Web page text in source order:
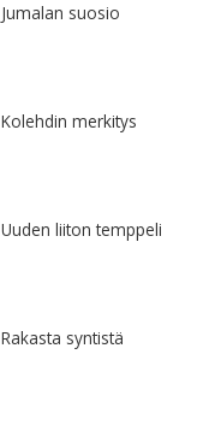
Jumalan suosio
Kolehdin merkitys
Uuden liiton temppeli
Rakasta syntistä